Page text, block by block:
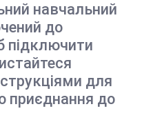
навчальний
до
підключити
для
приєднання до